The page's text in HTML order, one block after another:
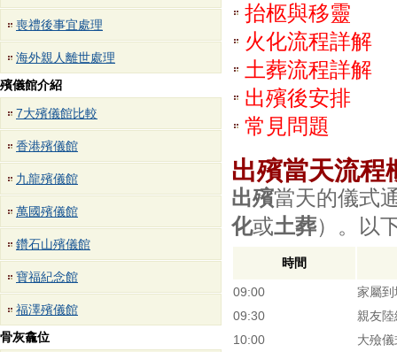
喪禮後事宜處理
海外親人離世處理
殯儀館介紹
7大殯儀館比較
香港殯儀館
九龍殯儀館
萬國殯儀館
鑽石山殯儀館
寶福紀念館
福澤殯儀館
骨灰龕位
抬柩與移靈
火化流程詳解
土葬流程詳解
出殯後安排
常見問題
出殯當天流程
出殯當天的儀式
化或土葬）。以
時間
09:00
家屬
09:30
親友
10:00
大殮